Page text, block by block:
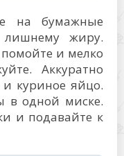
на бумажные
лишнему жиру.
и мелко
Аккуратно
и куриное яйцо.
в одной миске.
и подавайте к